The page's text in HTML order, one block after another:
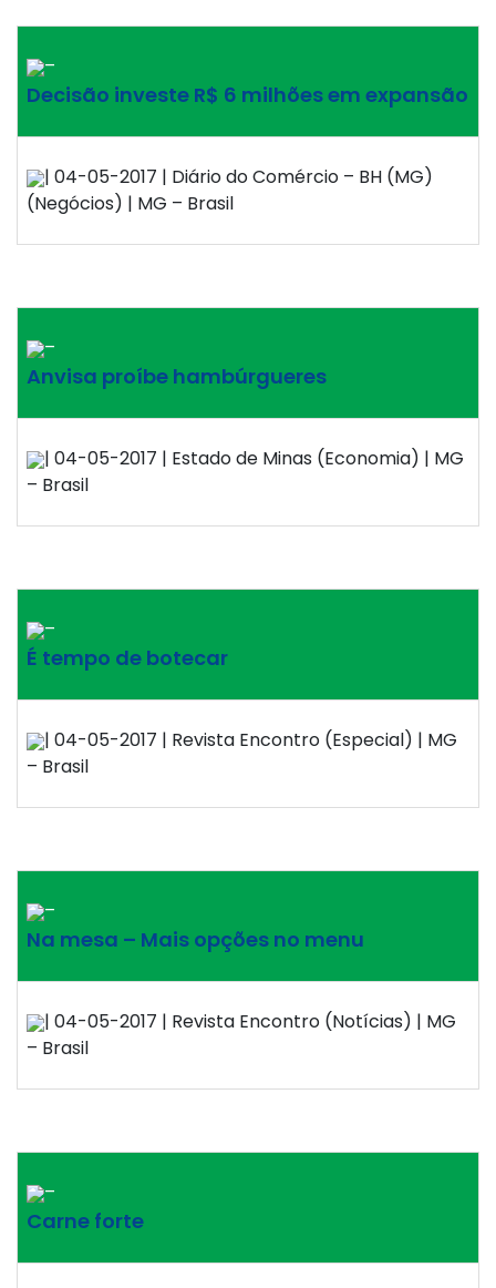
–
Decisão investe R$ 6 milhões em expansão
| 04-05-2017 | Diário do Comércio – BH (MG)
(Negócios) | MG – Brasil
–
Anvisa proíbe hambúrgueres
| 04-05-2017 | Estado de Minas (Economia) | MG
– Brasil
–
É tempo de botecar
| 04-05-2017 | Revista Encontro (Especial) | MG
– Brasil
–
Na mesa – Mais opções no menu
| 04-05-2017 | Revista Encontro (Notícias) | MG
– Brasil
–
Carne forte